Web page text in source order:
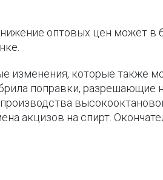
оптовых цен может
изменения, которые также
поправки,
акцизов на спирт.